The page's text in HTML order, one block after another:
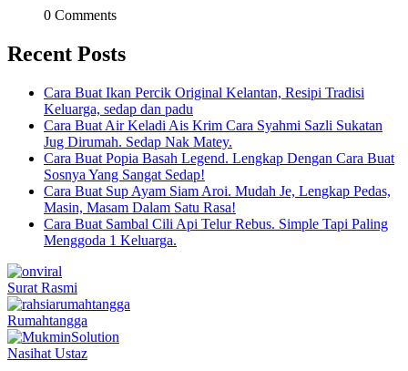
0 Comments
Recent Posts
Cara Buat Ikan Percik Original Kelantan, Resipi Tradisi
Keluarga, sedap dan padu
Cara Buat Air Keladi Ais Krim Cara Syahmi Sazli Sukatan
Jug Dirumah. Sedap Nak Matey.
Cara Buat Popia Basah Legend. Lengkap Dengan Cara Buat
Sosnya Yang Sangat Sedap!
Cara Buat Sup Ayam Siam Aroi. Mudah Je, Lengkap Pedas,
Masin, Masam Dalam Satu Rasa!
Cara Buat Sambal Cili Api Telur Rebus. Simple Tapi Paling
Menggoda 1 Keluarga.
Surat Rasmi
Rumahtangga
Nasihat Ustaz